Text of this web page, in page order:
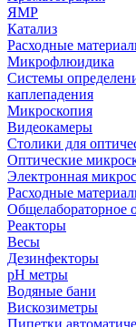
ЯМР
Катализ
Расходные
Микрофлюидика
Системы
каплепадения
Микроскопия
Видеокамеры
Столики для
Оптические
Электронная
Расходные
Общелабораторное
Реакторы
Весы
Дезинфекторы
рН метры
Водяные бани
Вискозиметры
Пипетки